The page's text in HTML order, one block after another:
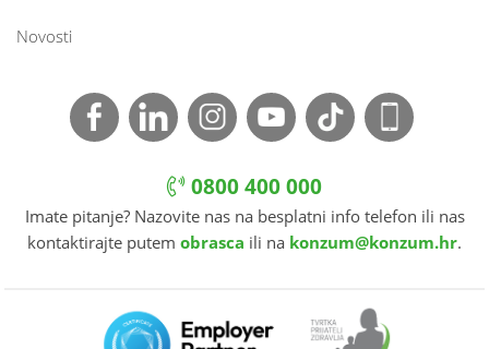
Novosti
0800 400 000
Imate pitanje? Nazovite nas na besplatni info telefon ili nas
kontaktirajte putem obrasca ili na konzum@konzum.hr.